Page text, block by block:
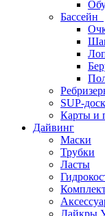
Бассейн
SUP-
Карты и
Дайвинг
Маски
Трубки
Ласты
Лайкры